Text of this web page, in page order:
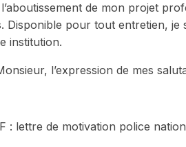
de mon projet
Disponible pour tout entretien,
institution.
l’expression de mes
: lettre de motivation police